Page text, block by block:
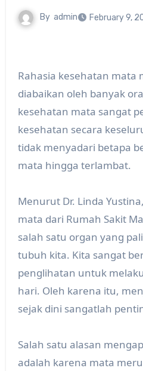
By admin February 9,
Rahasia kesehatan mata
diabaikan oleh banyak
kesehatan mata sangat
kesehatan secara
tidak menyadari betapa
mata hingga terlambat.
Menurut Dr. Linda
mata dari Rumah Sakit
salah satu organ yang
tubuh kita. Kita sangat
penglihatan untuk
hari. Oleh karena itu,
sejak dini sangatlah
Salah satu alasan
adalah karena mata